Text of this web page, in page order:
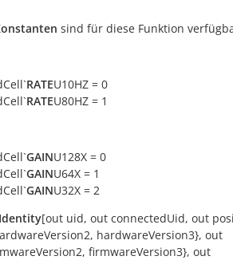
sind für diese Funktion
RATEU10HZ = 0
RATEU80HZ = 1
GAINU128X = 0
GAINU64X = 1
GAINU32X = 2
[out uid, out connectedUid, out
, hardwareVersion3}, out
, firmwareVersion3}, out